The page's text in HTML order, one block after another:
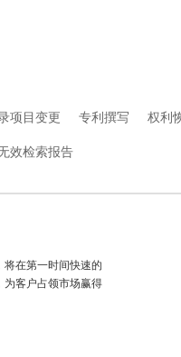
项目变更 专利撰写 权利
效检索报告
在第一时间快速的
为客户占领市场赢得